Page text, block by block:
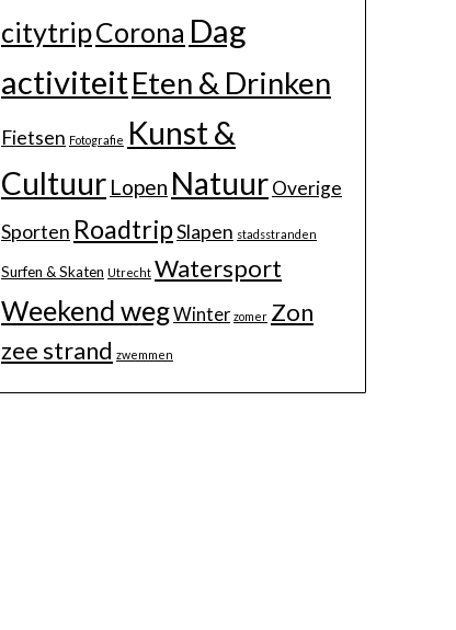
citytripCorona Dag
activiteitEten & Drinken
Fietsen Fotografie Kunst &
Cultuur Lopen NatuurOverige
Sporten RoadtripSlapen stadsstranden
Surfen & Skaten Utrecht Watersport
Weekend wegWinter zomer Zon
zee strand zwemmen